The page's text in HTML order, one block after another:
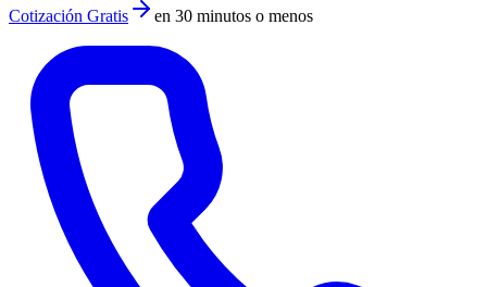
Cotización Gratis
en 30 minutos o menos